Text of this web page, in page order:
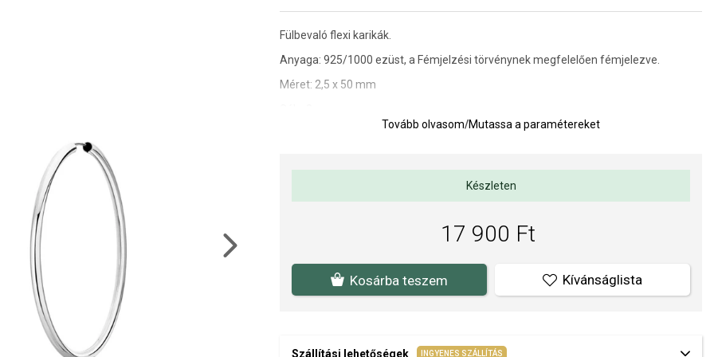
Fülbevaló flexi karikák.
Anyaga: 925/1000 ezüst, a Fémjelzési törvénynek megfelelően fémjelezve.
Méret: 2,5 x 50 mm
Tovább olvasom/Mutassa a paramétereket
Készleten
17 900 Ft
Kosárba teszem Kívánságlista
Szállítási lehetőségek INGYENES SZÁLLÍTÁS